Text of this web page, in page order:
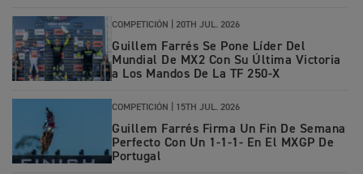
COMPETICIÓN | 20TH JUL. 2026
Guillem Farrés Se Pone Líder Del
Mundial De MX2 Con Su Última Victoria
a Los Mandos De La TF 250-X
COMPETICIÓN | 15TH JUL. 2026
Guillem Farrés Firma Un Fin De Semana
Perfecto Con Un 1-1-1- En El MXGP De
Portugal